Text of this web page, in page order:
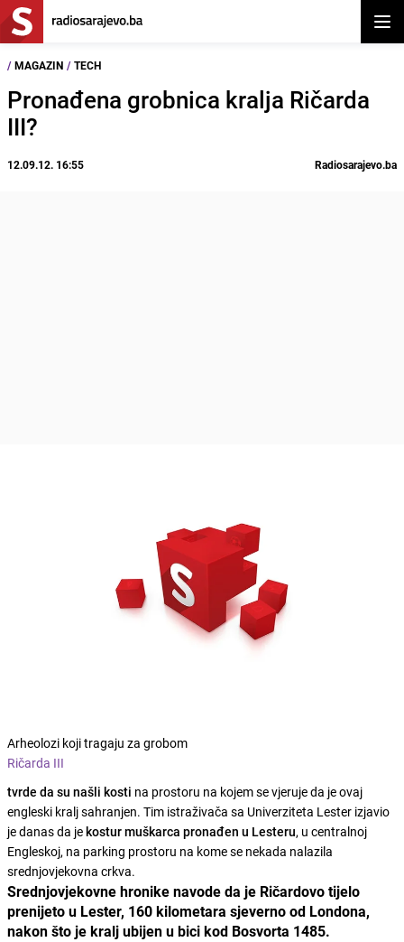
/ MAGAZIN / TECH
Pronađena grobnica kralja Ričarda
III?
12.09.12. 16:55 Radiosarajevo.ba
Arheolozi koji tragaju za grobom
Ričarda III
tvrde da su našli kosti na prostoru na kojem se vjeruje da je ovaj
engleski kralj sahranjen. Tim istraživača sa Univerziteta Lester izjavio
je danas da jekostur muškarca pronađen u Lesteru, u centralnoj
Engleskoj, na parking prostoru na kome se nekada nalazila
srednjovjekovna crkva.
Srednjovjekovne hronike navode da je Ričardovo tijelo
prenijeto u Lester, 160 kilometara sjeverno od Londona,
nakon što je kralj ubijen u bici kod Bosvorta 1485.